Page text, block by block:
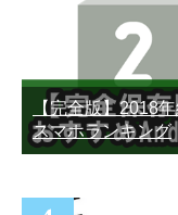
【完全版】2018
スマホランキング